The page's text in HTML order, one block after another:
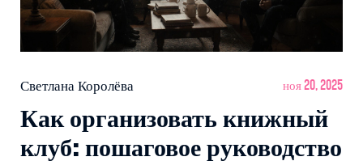
Светлана Королёва ноя 20, 2025
Как организовать книжный
клуб: пошаговое руководство